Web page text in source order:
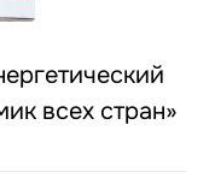
всех стран»